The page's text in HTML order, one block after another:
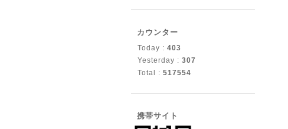
カウンター
Today : 403
Yesterday : 307
Total : 517554
携帯サイト